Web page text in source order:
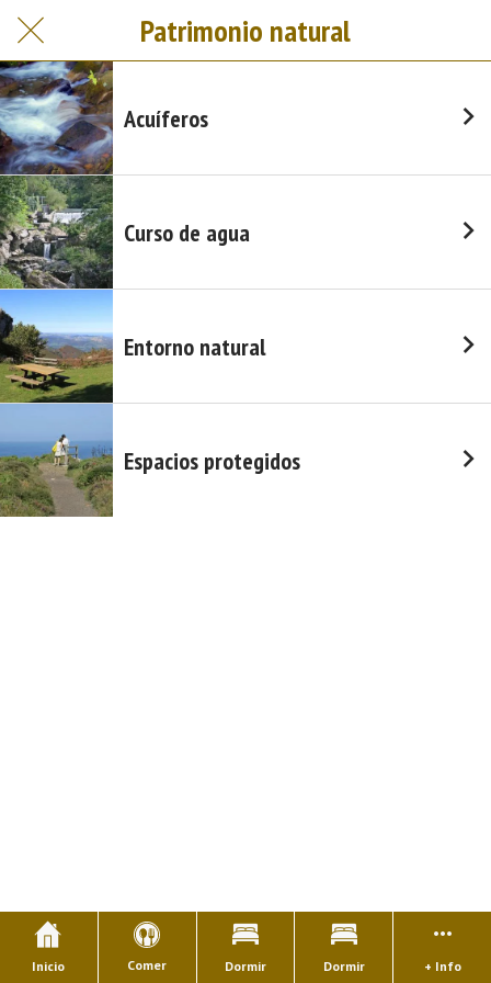
Patrimonio natural
Acuíferos
Curso de agua
Entorno natural
Espacios protegidos
Inicio Comer Dormir Dormir + Info